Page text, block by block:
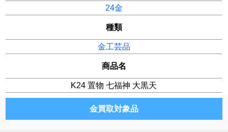
24金
種類
金工芸品
商品名
K24 置物 七福神 大黒天
金買取対象品